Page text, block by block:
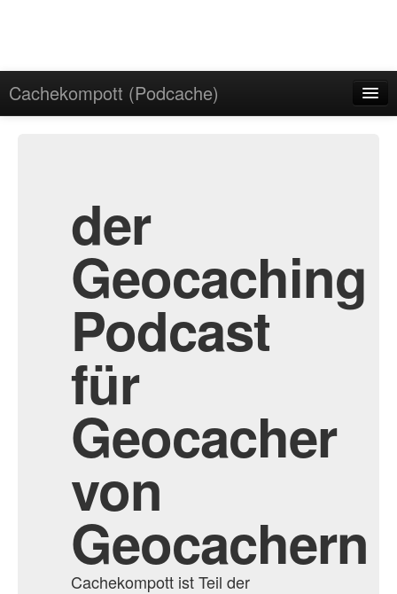
Cachekompott (Podcache)
der
Geocaching
Podcast
für
Geocacher
von
Geocachern
Cachekompott ist Teil der